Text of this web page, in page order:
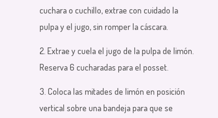
cuchara o cuchillo, extrae con cuidado la
pulpa y el jugo, sin romper la cáscara.
2. Extrae y cuela el jugo de la pulpa de limón.
Reserva 6 cucharadas para el posset.
3. Coloca las mitades de limón en posición
vertical sobre una bandeja para que se